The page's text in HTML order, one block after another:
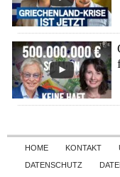
HOME KONTAKT
DATENSCHUTZ